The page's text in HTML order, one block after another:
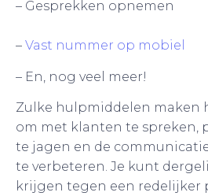
– Gesprekken opnemen
– Vast nummer op mobiel
– En, nog veel meer!
Zulke hulpmiddelen maken
om met klanten te spreken,
te jagen en de
te verbeteren. Je kunt
krijgen tegen een redelijker